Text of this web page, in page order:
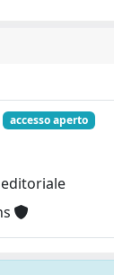
accesso aperto